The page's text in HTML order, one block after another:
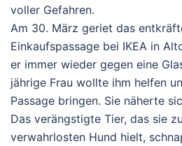
voller Gefahren.
Am 30. März geriet das
Einkaufspassage bei IKEA in
er immer wieder gegen eine
jährige Frau wollte ihm helfen
Passage bringen. Sie näherte
Das verängstigte Tier, das sie
verwahrlosten Hund hielt,